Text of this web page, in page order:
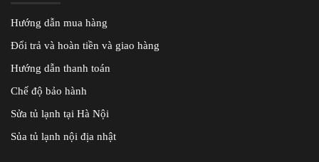
Hướng dẫn mua hàng
Đổi trả và hoàn tiền và giao hàng
Hướng dẫn thanh toán
Chế độ bảo hành
Sửa tủ lạnh tại Hà Nội
Sủa tủ lạnh nội địa nhật